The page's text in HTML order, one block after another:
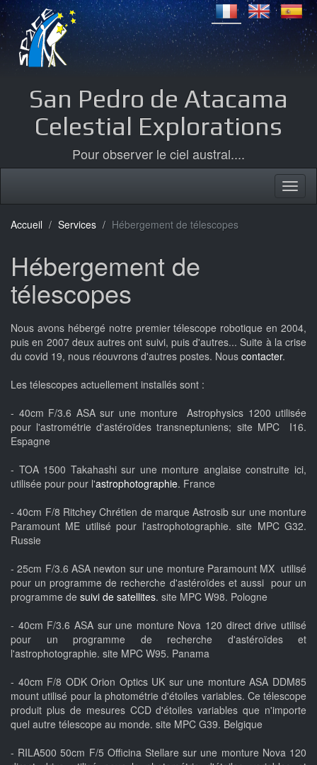
San Pedro de Atacama
Celestial Explorations
Pour observer le ciel austral....
Accueil Services Hébergement de télescopes
Hébergement de
télescopes
Nous avons hébergé notre premier télescope robotique en 2004,
puis en 2007 deux autres ont suivi, puis d'autres... Suite à la crise
du covid 19, nous réouvrons d'autres postes. Nous contacter.
Les télescopes actuellement installés sont :
- 40cm F/3.6 ASA sur une monture Astrophysics 1200 utilisée
pour l'astrométrie d'astéroïdes transneptuniens; site MPC I16.
Espagne
- TOA 1500 Takahashi sur une monture anglaise construite ici,
utilisée pour pour l'astrophotographie. France
- 40cm F/8 Ritchey Chrétien de marque Astrosib sur une monture
Paramount ME utilisé pour l'astrophotographie. site MPC G32.
Russie
- 25cm F/3.6 ASA newton sur une monture Paramount MX utilisé
pour un programme de recherche d'astéroïdes et aussi pour un
programme de suivi de satellites. site MPC W98. Pologne
- 40cm F/3.6 ASA sur une monture Nova 120 direct drive utilisé
pour un programme de recherche d'astéroïdes et
l'astrophotographie. site MPC W95. Panama
- 40cm F/8 ODK Orion Optics UK sur une monture ASA DDM85
mount utilisé pour la photométrie d'étoiles variables. Ce télescope
produit plus de mesures CCD d'étoiles variables que n'importe
quel autre télescope au monde. site MPC G39. Belgique
- RILA500 50cm F/5 Officina Stellare sur une monture Nova 120